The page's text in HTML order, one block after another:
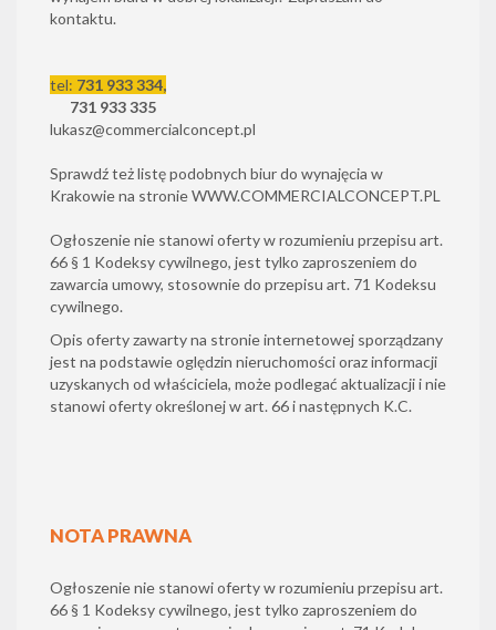
kontaktu.
tel: 731 933 334,
731 933 335
lukasz@commercialconcept.pl
Sprawdź też listę podobnych biur do wynajęcia w
Krakowie na stronieWWW.COMMERCIALCONCEPT.PL
Ogłoszenie nie stanowi oferty w rozumieniu przepisu art.
66 § 1 Kodeksy cywilnego, jest tylko zaproszeniem do
zawarcia umowy, stosownie do przepisu art. 71 Kodeksu
cywilnego.
Opis oferty zawarty na stronie internetowej sporządzany
jest na podstawie oględzin nieruchomości oraz informacji
uzyskanych od właściciela, może podlegać aktualizacji i nie
stanowi oferty określonej w art. 66 i następnych K.C.
NOTA PRAWNA
Ogłoszenie nie stanowi oferty w rozumieniu przepisu art.
66 § 1 Kodeksy cywilnego, jest tylko zaproszeniem do